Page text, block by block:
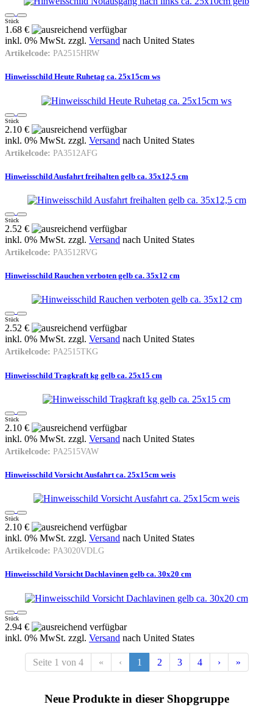
Stück
1.68 €
inkl. 0% MwSt. zzgl. Versand nach United States
Artikelcode: PA2515HRW
Hinweisschild Heute Ruhetag ca. 25x15cm ws
Stück
2.10 €
inkl. 0% MwSt. zzgl. Versand nach United States
Artikelcode: PA3512AFG
Hinweisschild Ausfahrt freihalten gelb ca. 35x12,5 cm
Stück
2.52 €
inkl. 0% MwSt. zzgl. Versand nach United States
Artikelcode: PA3512RVG
Hinweisschild Rauchen verboten gelb ca. 35x12 cm
Stück
2.52 €
inkl. 0% MwSt. zzgl. Versand nach United States
Artikelcode: PA2515TKG
Hinweisschild Tragkraft kg gelb ca. 25x15 cm
Stück
2.10 €
inkl. 0% MwSt. zzgl. Versand nach United States
Artikelcode: PA2515VAW
Hinweisschild Vorsicht Ausfahrt ca. 25x15cm weis
Stück
2.10 €
inkl. 0% MwSt. zzgl. Versand nach United States
Artikelcode: PA3020VDLG
Hinweisschild Vorsicht Dachlavinen gelb ca. 30x20 cm
Stück
2.94 €
inkl. 0% MwSt. zzgl. Versand nach United States
Seite 1 von 4 « ‹ 1 2 3 4 › »
Neue Produkte in dieser Shopgruppe